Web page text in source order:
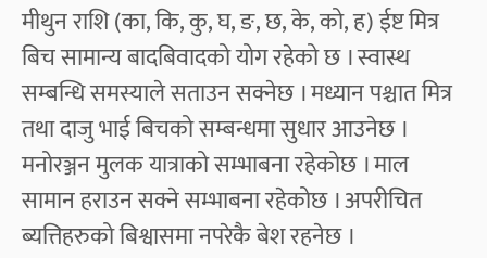
मीथुन राशि (का, कि, कु, घ, ङ, छ, के, को, ह) ईष्ट मित्र
बिच सामान्य बादबिवादको योग रहेको छ । स्वास्थ
सम्बन्धि समस्याले सताउन सक्नेछ । मध्यान पश्चात मित्र
तथा दाजु भाई बिचको सम्बन्धमा सुधार आउनेछ ।
मनोरञ्जन मुलक यात्राको सम्भाबना रहेकोछ । माल
सामान हराउन सक्ने सम्भाबना रहेकोछ । अपरीचित
ब्यत्तिहरुको बिश्वासमा नपरेकै बेश रहनेछ ।